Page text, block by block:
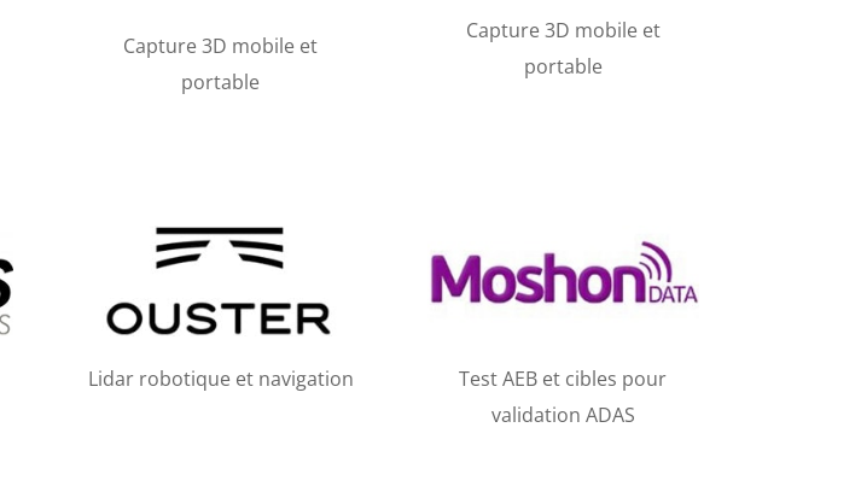
Capture 3D mobile et
portable
Capture 3D mobile et
portable
Lidar robotique et navigation
Test AEB et cibles pour
validation ADAS